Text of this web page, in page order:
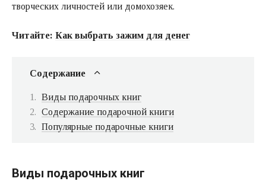
творческих личностей или домохозяек.
Читайте: Как выбрать зажим для денег
Содержание
Виды подарочных книг
Содержание подарочной книги
Популярные подарочные книги
Виды подарочных книг